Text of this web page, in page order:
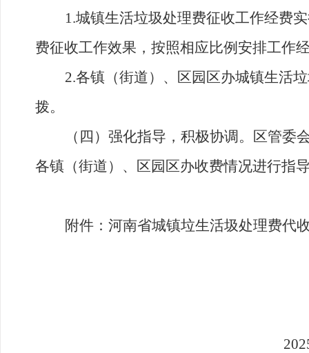
1.城镇生活垃圾处理费征收工作经费
费征收工作效果，按照相应比例安排工作
2.各镇（街道）、区园区办城镇生活
拨。
（ 四 ） 强化指导 ， 积极协调 。
区管委
各镇 （街道）、 区园区办收费情况进行指
附件 ： 河南省城镇垃生活圾处理费代